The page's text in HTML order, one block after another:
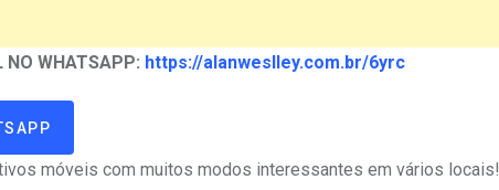
NO WHATSAPP: https://alanweslley.com.br/6yrc
móveis com muitos modos interessantes em vários locais!